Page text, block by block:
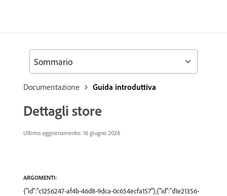
Documentazione Guida introduttiva
Dettagli store
Ultimo aggiornamento: 16 giugno 2026
ARGOMENTI:
{"id":"c1256247-af4b-46d8-9dca-0c654ecfa157"},{"id":"d1e21356-
Sommario